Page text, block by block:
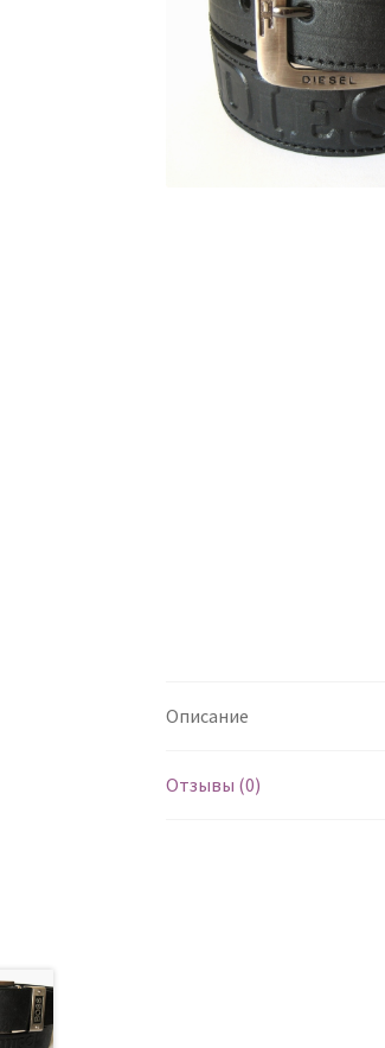
Описание
Отзывы (0)